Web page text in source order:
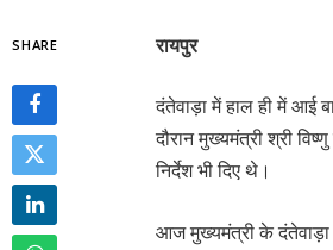
SHARE रायपुर
दंतेवाड़ा में हाल ही में आई
दौरान मुख्यमंत्री श्री
निर्देश भी दिए थे।
आज मुख्यमंत्री के दंतेवाड़ा